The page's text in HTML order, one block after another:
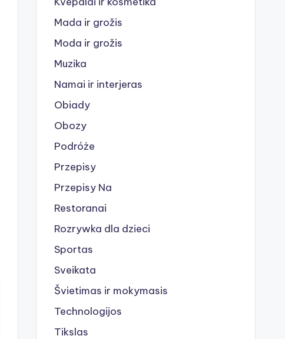
Mada ir grožis
Moda ir grožis
Muzika
Namai ir interjeras
Obiady
Obozy
Podróże
Przepisy
Przepisy Na
Restoranai
Rozrywka dla dzieci
Sportas
Sveikata
Švietimas ir mokymasis
Technologijos
Tikslas